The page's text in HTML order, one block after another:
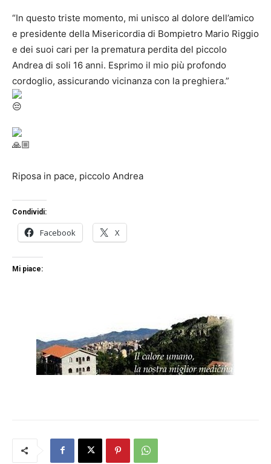
“In questo triste momento, mi unisco al dolore dell’amico
e presidente della Misericordia di Bompietro Mario Riggio
e dei suoi cari per la prematura perdita del piccolo
Andrea di soli 16 anni. Esprimo il mio più profondo
cordoglio, assicurando vicinanza con la preghiera.”
Riposa in pace, piccolo Andrea
Condividi:
Facebook X
Mi piace: